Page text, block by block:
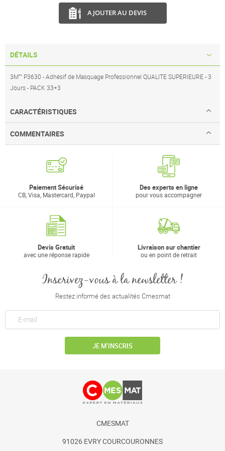
AJOUTER AU DEVIS
DÉTAILS
3M™ P3630 - Adhésif de Masquage Professionnel QUALITE SUPERIEURE - 3
Jours - PACK 33+3
CARACTÉRISTIQUES
COMMENTAIRES
Paiement Sécurisé
CB, Visa, Mastercard, Paypal
Des experts en ligne
pour vous accompagner
Devis Gratuit
avec une réponse rapide
Livraison sur chantier
ou en point de retrait
Inscrivez-vous à la newsletter !
Restez informé des actualités Cmesmat
JE M’INSCRIS
CMESMAT
91026 EVRY COURCOURONNES